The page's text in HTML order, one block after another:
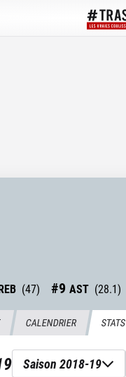
(47) #9 AST (28.1)
CALENDRIER STATS
Saison 2018-19